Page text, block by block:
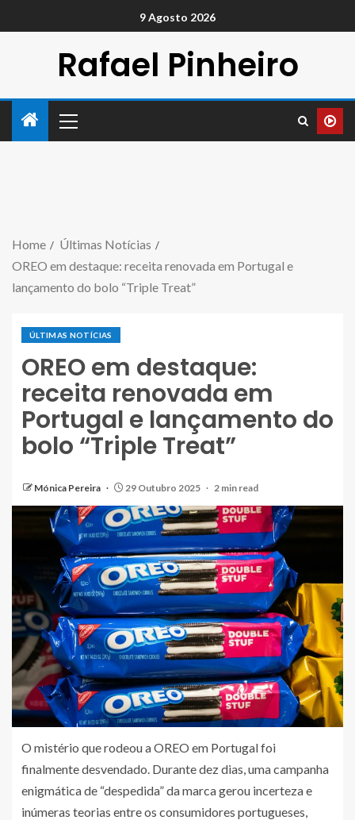
9 Agosto 2026
Rafael Pinheiro
Home
Últimas Notícias
OREO em destaque: receita renovada em Portugal e
lançamento do bolo “Triple Treat”
ÚLTIMAS NOTÍCIAS
OREO em destaque:
receita renovada em
Portugal e lançamento do
bolo “Triple Treat”
Mónica Pereira 29 Outubro 2025 2 min read
O mistério que rodeou a OREO em Portugal foi
finalmente desvendado. Durante dez dias, uma campanha
enigmática de “despedida” da marca gerou incerteza e
inúmeras teorias entre os consumidores portugueses,